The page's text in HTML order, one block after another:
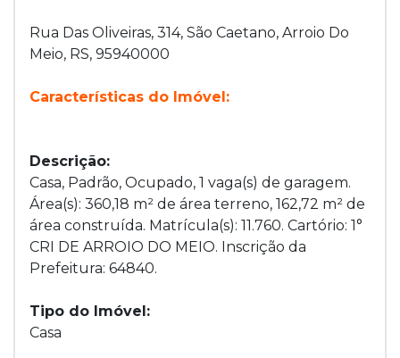
Rua Das Oliveiras, 314, São Caetano, Arroio Do
Meio, RS, 95940000
Características do Imóvel:
Descrição:
Casa, Padrão, Ocupado, 1 vaga(s) de garagem.
Área(s): 360,18 m² de área terreno, 162,72 m² de
área construída. Matrícula(s): 11.760. Cartório: 1°
CRI DE ARROIO DO MEIO. Inscrição da
Prefeitura: 64840.
Tipo do Imóvel:
Casa